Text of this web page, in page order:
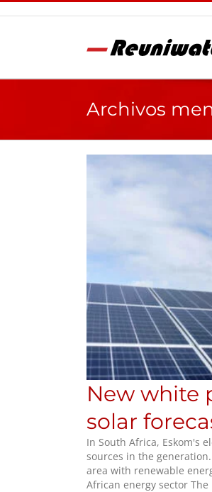
Saltar
al
Archivos
New white
solar
In South Africa, Eskom's
sources in the
area with renewable
African energy sector The